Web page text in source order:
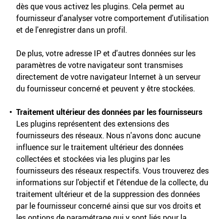
dès que vous activez les plugins. Cela permet au
fournisseur d'analyser votre comportement d'utilisation
et de l'enregistrer dans un profil.
De plus, votre adresse IP et d'autres données sur les
paramètres de votre navigateur sont transmises
directement de votre navigateur Internet à un serveur
du fournisseur concerné et peuvent y être stockées.
Traitement ultérieur des données par les fournisseurs
Les plugins représentent des extensions des
fournisseurs des réseaux. Nous n'avons donc aucune
influence sur le traitement ultérieur des données
collectées et stockées via les plugins par les
fournisseurs des réseaux respectifs. Vous trouverez des
informations sur l'objectif et l'étendue de la collecte, du
traitement ultérieur et de la suppression des données
par le fournisseur concerné ainsi que sur vos droits et